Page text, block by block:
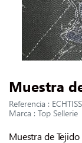
CONTACTARNOS
Muestra
Referencia :
Marca : Top Sellerie
Muestra de